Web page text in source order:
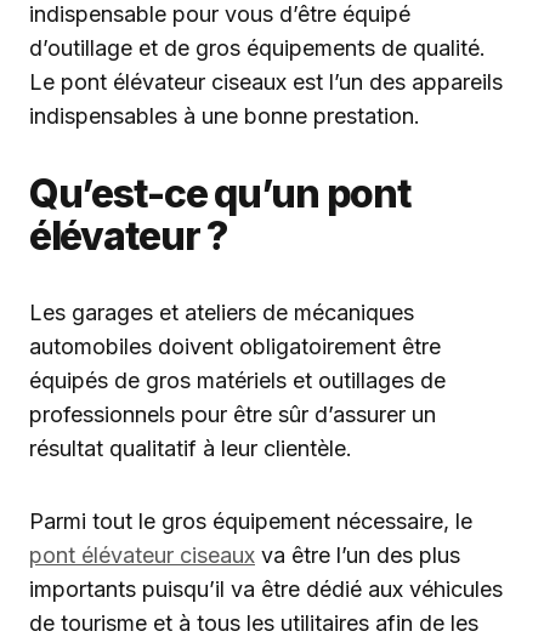
indispensable pour vous d’être équipé
d’outillage et de gros équipements de qualité.
Le pont élévateur ciseaux est l’un des appareils
indispensables à une bonne prestation.
Qu’est-ce qu’un pont
élévateur ?
Les garages et ateliers de mécaniques
automobiles doivent obligatoirement être
équipés de gros matériels et outillages de
professionnels pour être sûr d’assurer un
résultat qualitatif à leur clientèle.
Parmi tout le gros équipement nécessaire, le
pont élévateur ciseaux va être l’un des plus
importants puisqu’il va être dédié aux véhicules
de tourisme et à tous les utilitaires afin de les